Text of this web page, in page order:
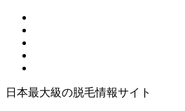
日本最大級の脱毛情報サイト